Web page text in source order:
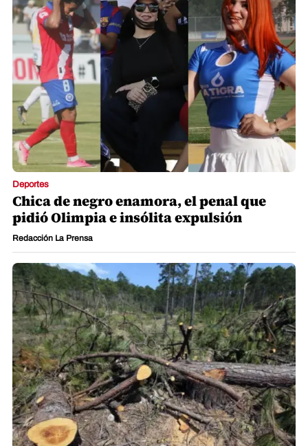
Deportes
Chica de negro enamora, el penal que
pidió Olimpia e insólita expulsión
Redacción La Prensa